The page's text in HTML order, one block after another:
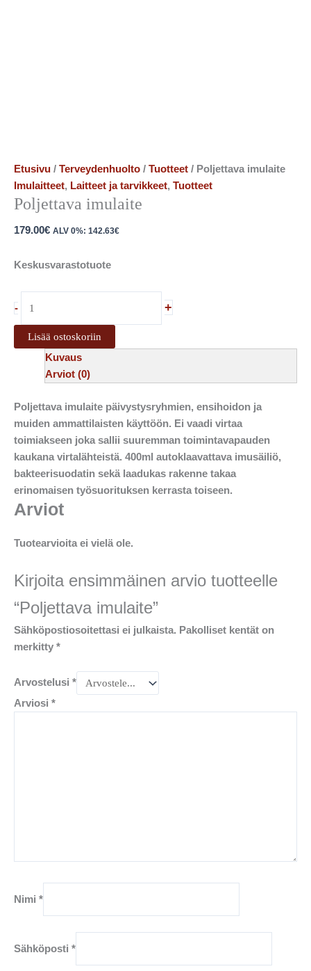
Etusivu / Terveydenhuolto / Tuotteet / Poljettava imulaite
Imulaitteet, Laitteet ja tarvikkeet, Tuotteet
Poljettava imulaite
179.00€ ALV 0%: 142.63€
Keskusvarastotuote
- +
Lisää ostoskoriin
Kuvaus
Arviot (0)
Poljettava imulaite päivystysryhmien, ensihoidon ja
muiden ammattilaisten käyttöön. Ei vaadi virtaa
toimiakseen joka sallii suuremman toimintavapauden
kaukana virtalähteistä. 400ml autoklaavattava imusäiliö,
bakteerisuodatin sekä laadukas rakenne takaa
erinomaisen työsuorituksen kerrasta toiseen.
Arviot
Tuotearvioita ei vielä ole.
Kirjoita ensimmäinen arvio tuotteelle
“Poljettava imulaite”
Sähköpostiosoitettasi ei julkaista. Pakolliset kentät on
merkitty *
Arvostelusi *
Arviosi *
Nimi *
Sähköposti *